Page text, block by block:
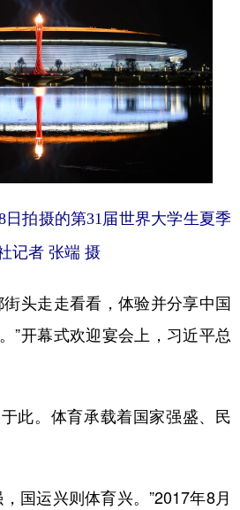
拍摄的第31届世界大学生夏季
记者 张端 摄
头走走看看，体验并分享中国
”开幕式欢迎宴会上，习近平总
。体育承载着国家强盛、民
运兴则体育兴。”2017年8月